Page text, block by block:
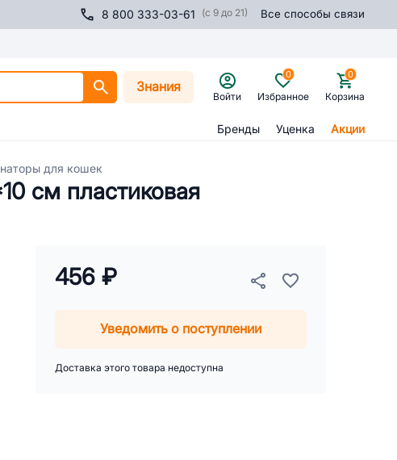
8 800 333-03-61 (с 9 до 21) Все способы связи
Знания
Войти Избранное
0
Корзина
0
Бренды Уценка Акции
для кошек
см пластиковая
456 ₽
Уведомить о поступлении
Доставка этого товара недоступна